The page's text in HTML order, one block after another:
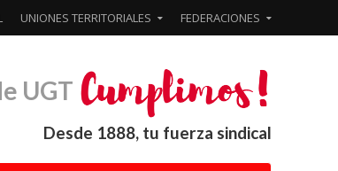
UNIONES TERRITORIALES FEDERACIONES
UGT
Desde 1888, tu fuerza sindical